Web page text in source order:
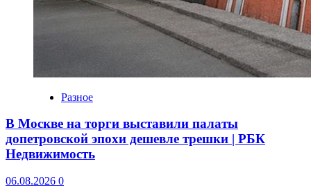
Разное
В Москве на торги выставили палаты
допетровской эпохи дешевле трешки | РБК
Недвижимость
06.08.2026 0